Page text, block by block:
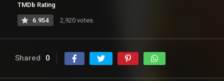
TMDb Rating
6.954 2,920 votes
Shared 0